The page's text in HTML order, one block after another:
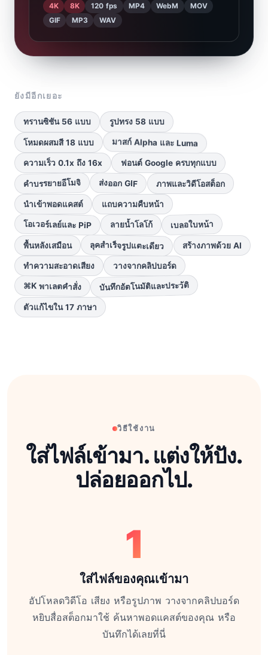
4K 8K 120 fps MP4 WebM
MOV
GIF
MP3 WAV
ยังมีอีกเยอะ
ทรานซิชัน 56 แบบ รูปทรง 58 แบบ
โหมดผสมสี 18 แบบ มาสก์ Alpha และ Luma
ความเร็ว 0.1x ถึง 16x ฟอนต์ Google ครบทุกแบบ
คำบรรยายอีโมจิ ส่งออก GIF ภาพและวิดีโอสต็อก
นำเข้าพอดแคสต์ แถบความคืบหน้า
โอเวอร์เลย์และ PiP ลายน้ำโลโก้ เบลอใบหน้า
พื้นหลังเสมือน ลุคสำเร็จรูปแตะเดียว สร้างภาพด้วย AI
ทำความสะอาดเสียง วางจากคลิปบอร์ด
⌘K พาเลตคำสั่ง บันทึกอัตโนมัติและประวัติ
ตัวแก้ไขใน 17 ภาษา
วิธีใช้งาน
ใส่ไฟล์เข้ามา. แต่งให้ปัง.
ปล่อยออกไป.
1
ใส่ไฟล์ของคุณเข้ามา
อัปโหลดวิดีโอ เสียง หรือรูปภาพ วางจากคลิปบอร์ด
หยิบสื่อสต็อกมาใช้ ค้นหาพอดแคสต์ของคุณ หรือ
บันทึกได้เลยที่นี่